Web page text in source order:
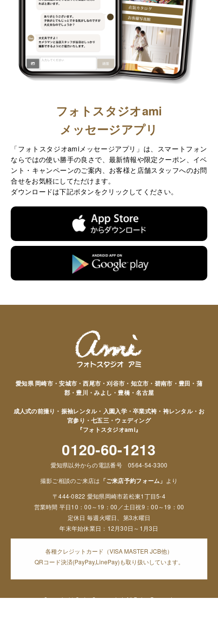
フォトスタジオami
メッセージアプリ
「フォトスタジオamiメッセージアプリ」は、スマートフォン
ならではの使い勝手の良さで、最新情報や限定クーポン、イベ
ント・キャンペーンのご案内、お客様と店舗スタッフへのお問
合せをお気軽にしてただけます。
ダウンロードは下記ボタンをクリックしてください。
愛知県 岡崎市・安城市・西尾市・刈谷市・知立市・碧南市・豊田・蒲
郡・豊川・みよし・豊橋・名古屋
成人式の前撮り・振袖レンタル・入園入学・卒業式袴・袴レンタル・お
宮参り・七五三・ウェディング
『フォトスタジオami』
0120-60-1213
愛知県以外からの電話番号 0564-54-3300
撮影ご相談のご来店は 「ご来店予約フォーム」 より
〒444-0822 愛知県岡崎市若松東1丁目5-4
営業時間 平日10：00～19：00／土日祝9：00～19：00
定休日 毎週火曜日、第3水曜日
年末年始休業日：12月30日～1月3日
各種クレジットカード（VISA MASTER JCB他）
QRコード決済(PayPay,LinePay)も取り扱いしています。
Copyright (c) Orphe Group.co,Ltd. All Rights Reserved,